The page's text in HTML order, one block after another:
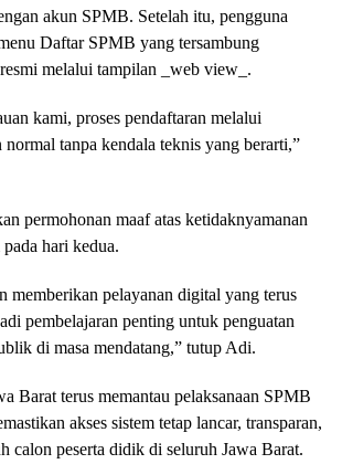
akun SPMB. Setelah itu, pengguna
Daftar SPMB yang tersambung
melalui tampilan _web view_.
kami, proses pendaftaran melalui
normal tanpa kendala teknis yang berarti,”
permohonan maaf atas ketidaknyamanan
hari kedua.
memberikan pelayanan digital yang terus
pembelajaran penting untuk penguatan
di masa mendatang,” tutup Adi.
Barat terus memantau pelaksanaan SPMB
akses sistem tetap lancar, transparan,
calon peserta didik di seluruh Jawa Barat.